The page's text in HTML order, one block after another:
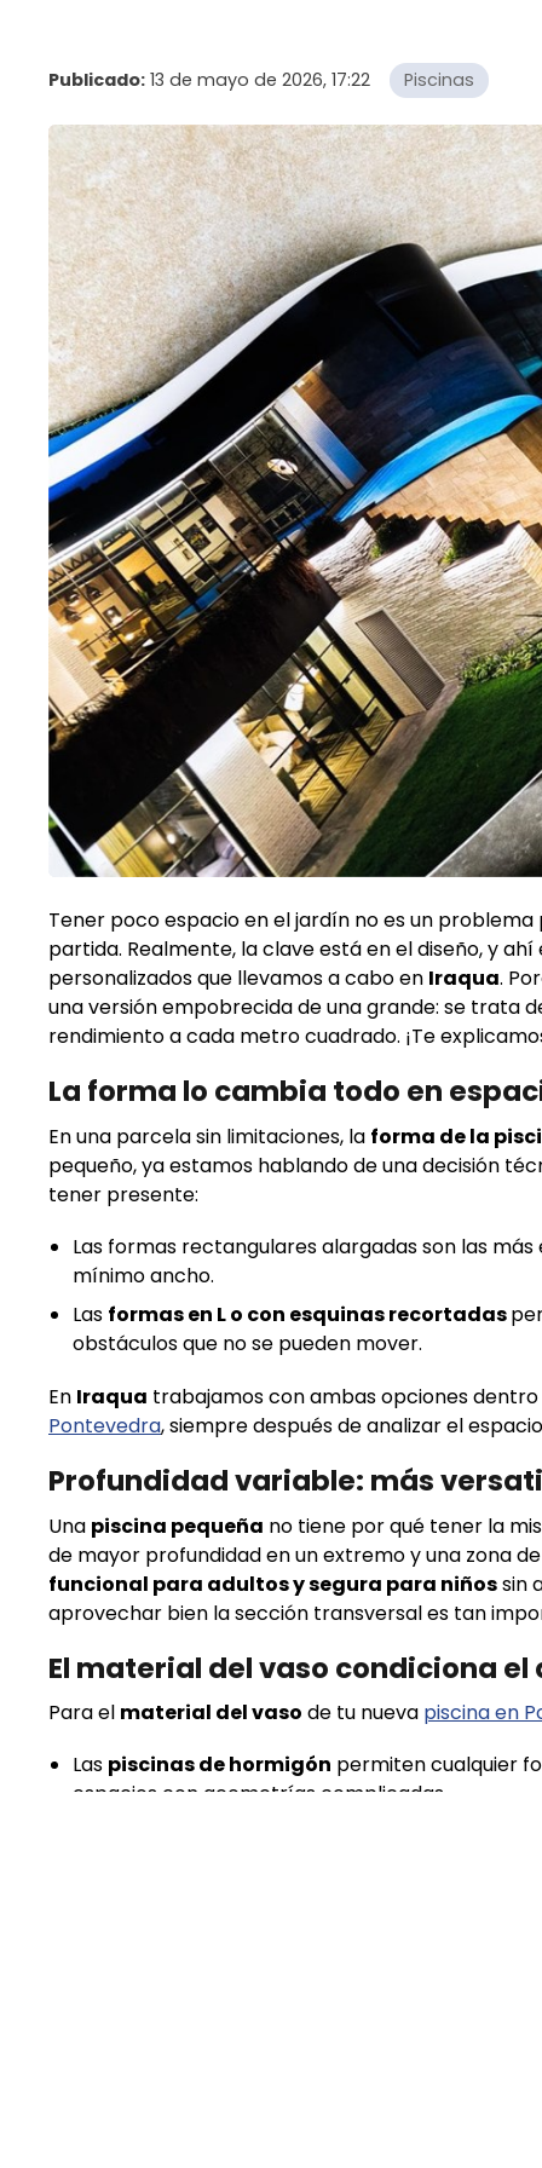
Publicado: 13 de mayo de 2026, 17:22 Piscinas
Tener poco espacio en el jardín no es un
partida. Realmente, la clave está en el diseño, y
personalizados que llevamos a cabo en Iraqua.
una versión empobrecida de una grande: se trata
rendimiento a cada metro cuadrado. ¡Te
La forma lo cambia todo en
En una parcela sin limitaciones, la forma de la
pequeño, ya estamos hablando de una decisión
tener presente:
Las formas rectangulares alargadas son las
mínimo ancho.
Las formas en L o con esquinas recortadas
obstáculos que no se pueden mover.
En Iraqua trabajamos con ambas opciones
Pontevedra, siempre después de analizar el
Profundidad variable: más
Una piscina pequeña no tiene por qué tener la
de mayor profundidad en un extremo y una zona
funcional para adultos y segura para niñossin
aprovechar bien la sección transversal es tan
El material del vaso condiciona
Para el material del vaso de tu nueva piscina en
Las piscinas de hormigón permiten cualquier
espacios con geometrías complicadas.